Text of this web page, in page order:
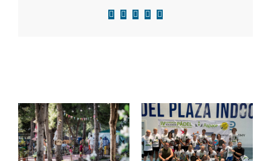
Facebook
X LinkedIn
WhatsApp
Correo